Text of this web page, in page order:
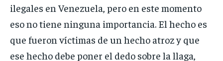
ilegales en Venezuela, pero en este momento
eso no tiene ninguna importancia. El hecho es
que fueron víctimas de un hecho atroz y que
ese hecho debe poner el dedo sobre la llaga,